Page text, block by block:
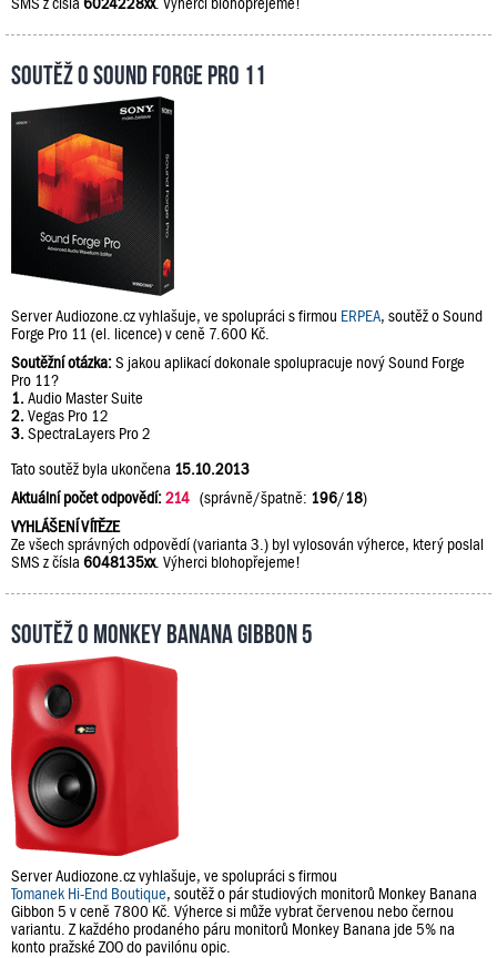
Soutěž o Sound Forge Pro 11
Server Audiozone.cz vyhlašuje, ve spolupráci s firmou ERPEA, soutěž o Sound
Forge Pro 11 (el. licence) v ceně 7.600 Kč.
Soutěžní otázka:S jakou aplikací dokonale spolupracuje nový Sound Forge
Pro 11?
1.Audio Master Suite
2.Vegas Pro 12
3.SpectraLayers Pro 2
Tato soutěž byla ukončena 15.10.2013
Aktuální počet odpovědí:214 (správně/špatně: 196/18)
VYHLÁŠENÍ VÍTĚZE
Ze všech správných odpovědí (varianta 3.) byl vylosován výherce, který poslal
SMS z čísla 6048135xx. Výherci blohopřejeme!
Soutěž o Monkey Banana Gibbon 5
Server Audiozone.cz vyhlašuje, ve spolupráci s firmou
Tomanek Hi-End Boutique, soutěž o pár studiových monitorů Monkey Banana
Gibbon 5 v ceně 7800 Kč. Výherce si může vybrat červenou nebo černou
variantu. Z každého prodaného páru monitorů Monkey Banana jde 5% na
konto pražské ZOO do pavilónu opic.